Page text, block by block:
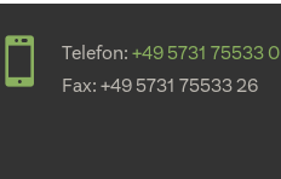
 Telefon:+49 5731 75533 0
Fax: +49 5731 75533 26